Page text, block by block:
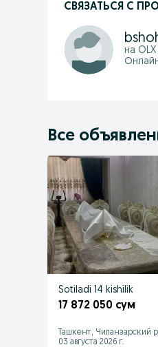
СВЯЗАТЬСЯ С
на OLX
Все
Sotiladi 14 kishilik
17 872 050 сум
Ташкент, Чиланзарский
03 августа 2026 г.